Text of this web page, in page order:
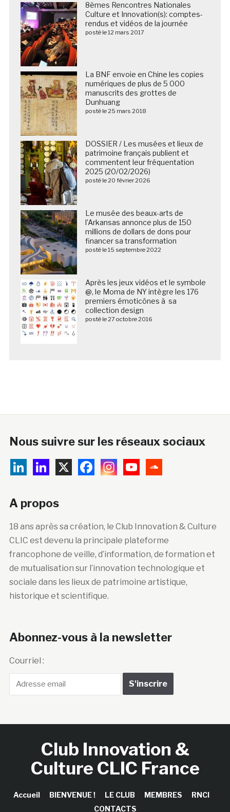
8èmes Rencontres Nationales
Culture et Innovation(s): comptes-
rendus et vidéos de la journée
posté le 12 mars 2017
La BNF envoie en Chine les copies
numériques de plus de 5 000
manuscrits des grottes de
Dunhuang
posté le 25 mars 2018
DOSSIER / Les musées et lieux de
patrimoine français publient et
commentent leur fréquentation
2025 (20/02/2026)
posté le 20 février 2026
Le musée des beaux-arts de
l’Arkansas annonce plus de 150
millions de dollars de dons pour
financer sa transformation
posté le 15 septembre 2022
Après les jeux vidéos et le symbole
@, le Moma de NY intègre les 176
premiers émoticônes à sa
collection design
posté le 27 octobre 2016
Nous suivre sur les réseaux sociaux
A propos
18 ans après sa création, le Club Innovation & Culture
CLIC est devenu la principale plateforme
francophone de veille, d’information, de formation et
de mutualisation sur l’innovation technologique et
sociale dans les lieux de patrimoine artistique,
historique et scientifique.
Abonnez-vous à la newsletter
Courriel :
Club Innovation &
Culture CLIC France
Accueil BIENVENUE ! LE CLUB MEMBRES
RNCI
CONTACTS